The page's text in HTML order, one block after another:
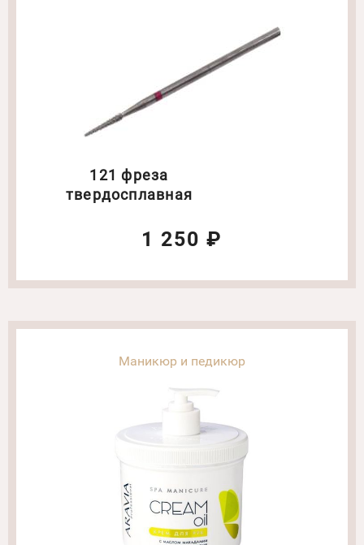
121 фреза
твердосплавная
1 250 ₽
Маникюр и педикюр